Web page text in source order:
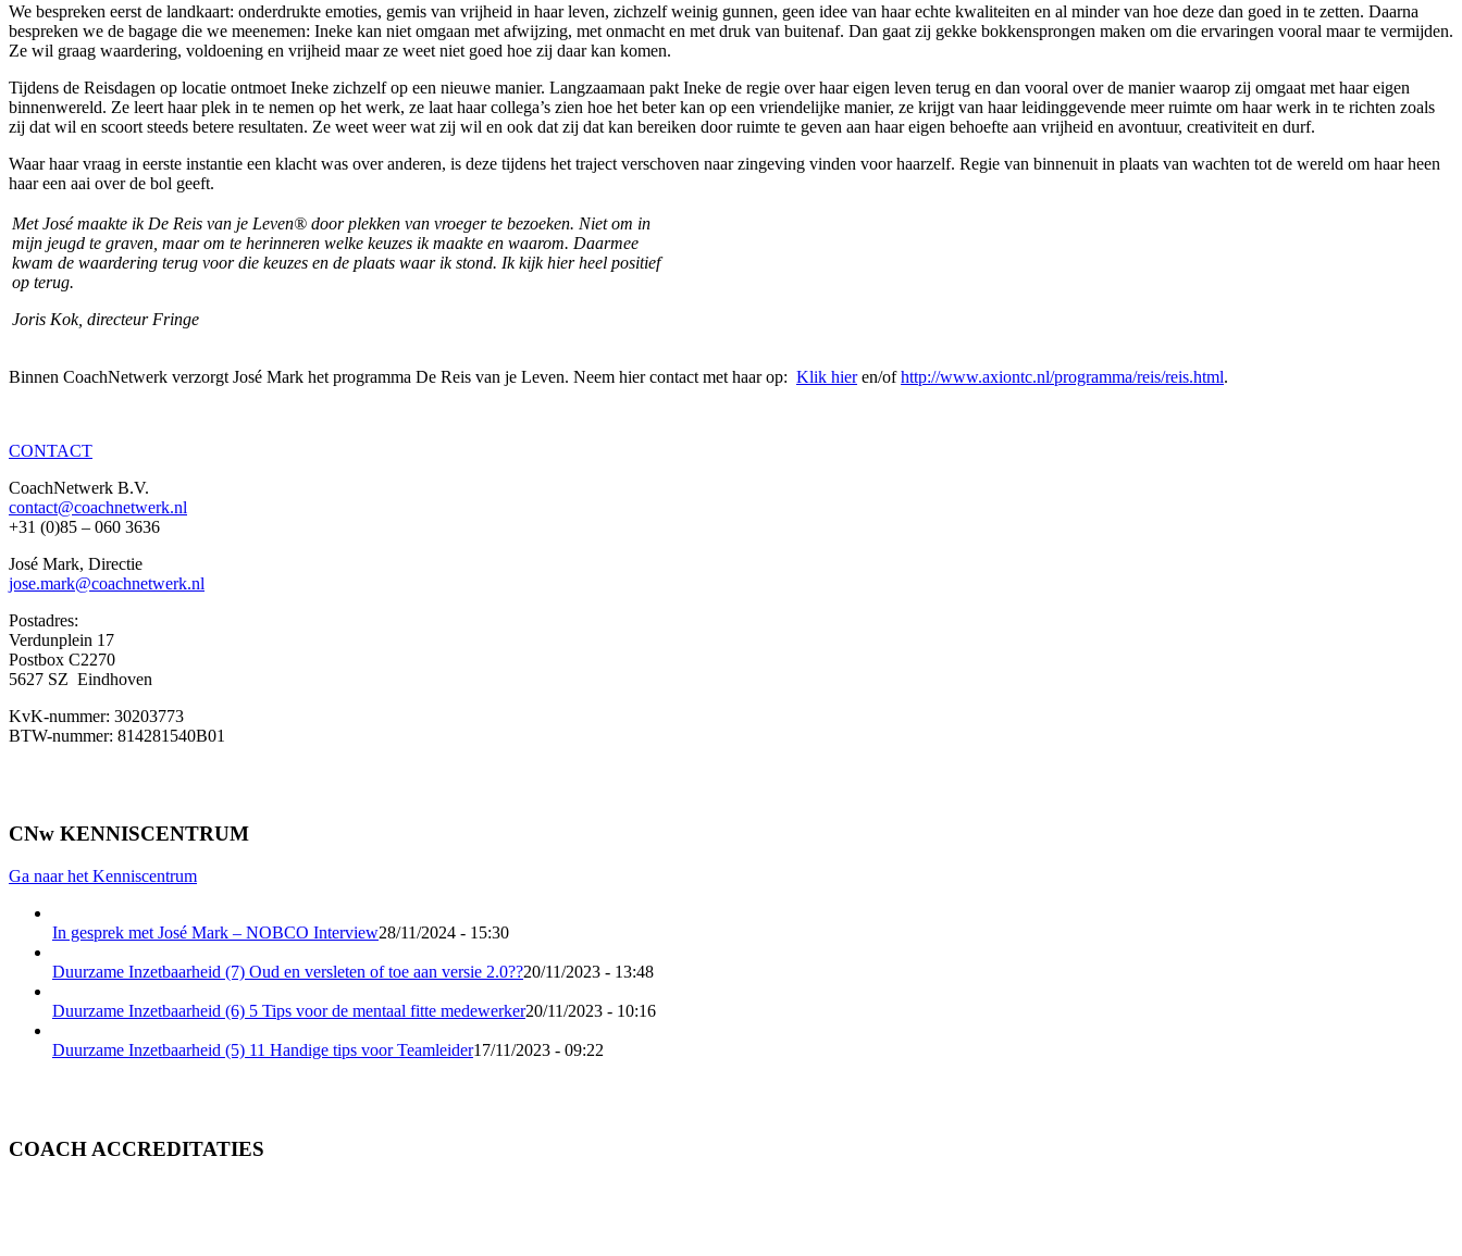
We bespreken eerst de landkaart: onderdrukte emoties, gemis van vrijheid in haar leven, zichzelf weinig gunnen, geen idee van haar echte kwaliteiten en al minder van hoe deze dan goed in te zetten. Daarna
bespreken we de bagage die we meenemen: Ineke kan niet omgaan met afwijzing, met onmacht en met druk van buitenaf. Dan gaat zij gekke bokkensprongen maken om die ervaringen vooral maar te vermijden.
Ze wil graag waardering, voldoening en vrijheid maar ze weet niet goed hoe zij daar kan komen.
Tijdens de Reisdagen op locatie ontmoet Ineke zichzelf op een nieuwe manier. Langzaamaan pakt Ineke de regie over haar eigen leven terug en dan vooral over de manier waarop zij omgaat met haar eigen
binnenwereld. Ze leert haar plek in te nemen op het werk, ze laat haar collega’s zien hoe het beter kan op een vriendelijke manier, ze krijgt van haar leidinggevende meer ruimte om haar werk in te richten zoals
zij dat wil en scoort steeds betere resultaten. Ze weet weer wat zij wil en ook dat zij dat kan bereiken door ruimte te geven aan haar eigen behoefte aan vrijheid en avontuur, creativiteit en durf.
Waar haar vraag in eerste instantie een klacht was over anderen, is deze tijdens het traject verschoven naar zingeving vinden voor haarzelf. Regie van binnenuit in plaats van wachten tot de wereld om haar heen
haar een aai over de bol geeft.
Met José maakte ik De Reis van je Leven® door plekken van vroeger te bezoeken. Niet om in
mijn jeugd te graven, maar om te herinneren welke keuzes ik maakte en waarom. Daarmee
kwam de waardering terug voor die keuzes en de plaats waar ik stond. Ik kijk hier heel positief
op terug.
Joris Kok, directeur Fringe
Binnen CoachNetwerk verzorgt José Mark het programma De Reis van je Leven. Neem hier contact met haar op: Klik hieren/ofhttp://www.axiontc.nl/programma/reis/reis.html.
CONTACT
CoachNetwerk B.V.
contact@coachnetwerk.nl
+31 (0)85 – 060 3636
José Mark, Directie
jose.mark@coachnetwerk.nl
Postadres:
Verdunplein 17
Postbox C2270
5627 SZ Eindhoven
KvK-nummer: 30203773
BTW-nummer: 814281540B01
CNw KENNISCENTRUM
Ga naar het Kenniscentrum
In gesprek met José Mark – NOBCO Interview28/11/2024 - 15:30
Duurzame Inzetbaarheid (7) Oud en versleten of toe aan versie 2.0??20/11/2023 - 13:48
Duurzame Inzetbaarheid (6) 5 Tips voor de mentaal fitte medewerker20/11/2023 - 10:16
Duurzame Inzetbaarheid (5) 11 Handige tips voor Teamleider17/11/2023 - 09:22
COACH ACCREDITATIES